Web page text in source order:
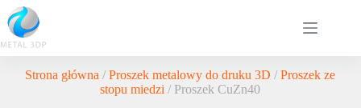
Strona główna /Proszek metalowy do druku 3D /Proszek ze
stopu miedzi / Proszek CuZn40